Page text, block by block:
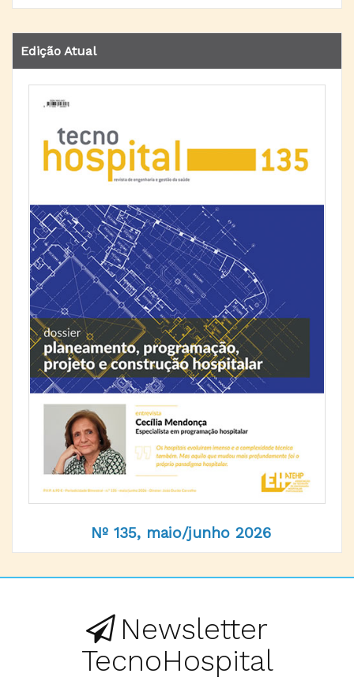
Edição Atual
Nº 135, maio/junho 2026
Newsletter
TecnoHospital